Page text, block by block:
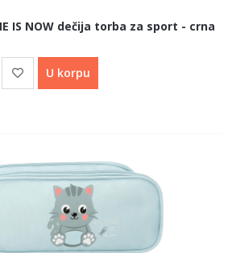
IS NOW dečija torba za sport - crna
U korpu